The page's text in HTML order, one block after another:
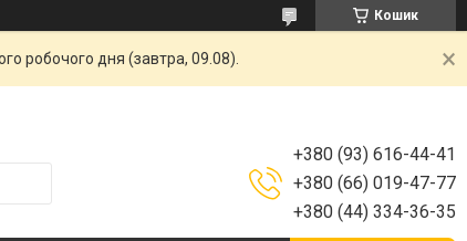
Кошик
робочого дня (завтра, 09.08).
+380 (93) 616-44-41
+380 (66) 019-47-77
+380 (44) 334-36-35